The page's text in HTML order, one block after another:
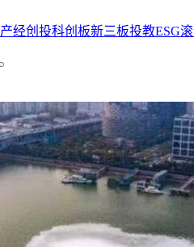
产经创投科创板新三板投教ESG